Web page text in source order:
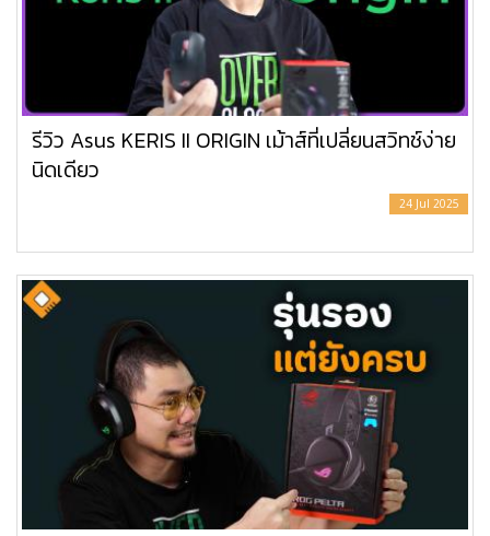
รีวิว Asus KERIS II ORIGIN เม้าส์ที่เปลี่ยนสวิทช์ง่าย
นิดเดียว
24 Jul 2025